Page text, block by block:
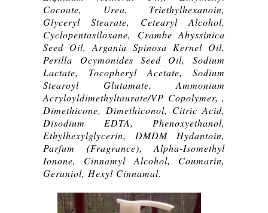
Cocoate, Urea, Triethylhexanoin,
Glyceryl Stearate, Cetearyl Alcohol,
Cyclopentasiloxane, Crambe Abyssinica
Seed Oil, Argania Spinosa Kernel Oil,
Perilla Ocymonides Seed Oil, Sodium
Lactate, Tocopheryl Acetate, Sodium
Stearoyl Glutamate, Ammonium
Acryloyldimethyltaurate/VP Copolymer, ,
Dimethicone, Dimethiconol, Citric Acid,
Disodium EDTA, Phenoxyethanol,
Ethylhexylglycerin, DMDM Hydantoin,
Parfum (Fragrance), Alpha-Isomethyl
Ionone, Cinnamyl Alcohol, Coumarin,
Geraniol, Hexyl Cinnamal.